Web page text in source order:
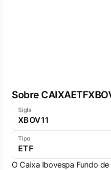
Sobre
Sigla
XBOV11
Tipo
ETF
O Caixa Ibovespa Fundo de